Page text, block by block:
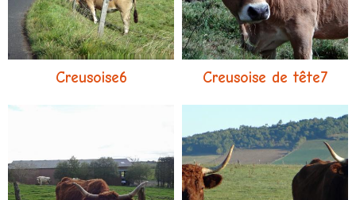
Creusoise6 Creusoise de tête7